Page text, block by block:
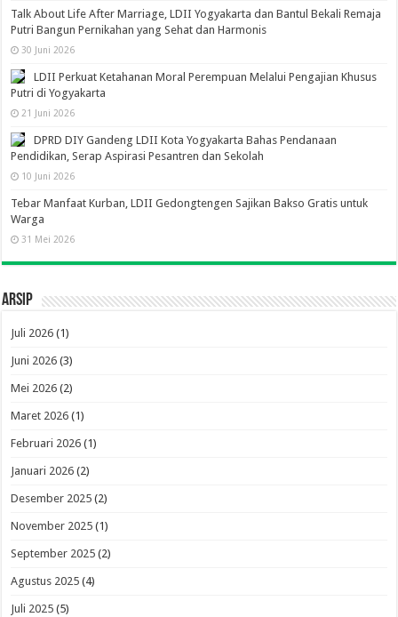
Talk About Life After Marriage, LDII Yogyakarta dan Bantul Bekali Remaja
Putri Bangun Pernikahan yang Sehat dan Harmonis
30 Juni 2026
LDII Perkuat Ketahanan Moral Perempuan Melalui Pengajian Khusus
Putri di Yogyakarta
21 Juni 2026
DPRD DIY Gandeng LDII Kota Yogyakarta Bahas Pendanaan
Pendidikan, Serap Aspirasi Pesantren dan Sekolah
10 Juni 2026
Tebar Manfaat Kurban, LDII Gedongtengen Sajikan Bakso Gratis untuk
Warga
31 Mei 2026
Arsip
Juli 2026 (1)
Juni 2026 (3)
Mei 2026 (2)
Maret 2026 (1)
Februari 2026 (1)
Januari 2026 (2)
Desember 2025 (2)
November 2025 (1)
September 2025 (2)
Agustus 2025 (4)
Juli 2025 (5)